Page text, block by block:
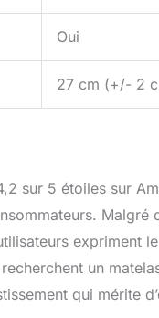
Oui
27 cm (+/- 2
sur 5 étoiles sur
un
qui mérite